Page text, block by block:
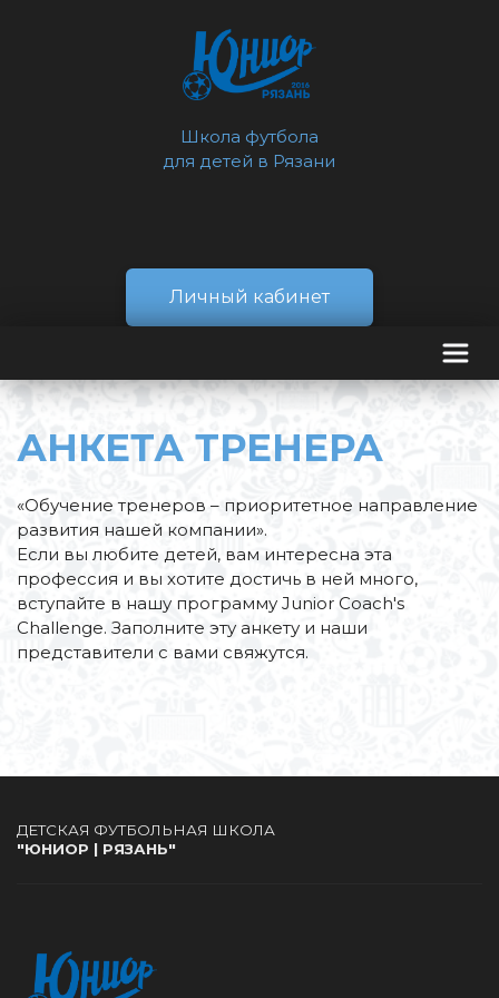
Школа футбола
для детей в Рязани
Личный кабинет
АНКЕТА ТРЕНЕРА
«Обучение тренеров – приоритетное направление
развития нашей компании».
Если вы любите детей, вам интересна эта
профессия и вы хотите достичь в ней много,
вступайте в нашу программу Junior Coach's
Challenge. Заполните эту анкету и наши
представители с вами свяжутся.
"ЮНИОР | РЯЗАНЬ"